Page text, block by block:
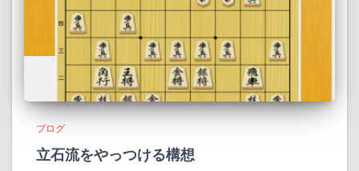
ブログ
立石流をやっつける構想